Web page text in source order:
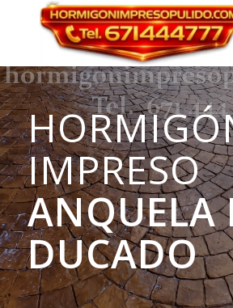
IMPRESO
ANQUELA
DUCADO